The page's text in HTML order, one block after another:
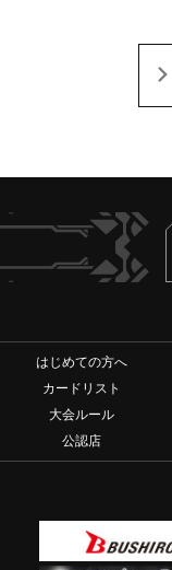
はじめての方へ
カードリスト
大会ルール
公認店